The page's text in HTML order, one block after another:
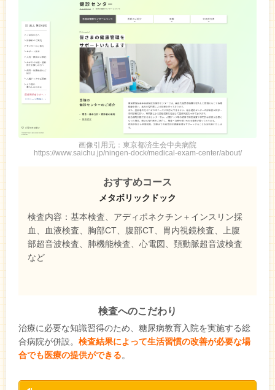
画像引用元：東京都済生会中央病院
https://www.saichu.jp/ningen-dock/medical-exam-center/about/
おすすめコース
メタボリックドック
検査内容：基本検査、アディポネクチン＋インスリン採
血、血液検査、胸部CT、腹部CT、胃内視鏡検査、上腹
部超音波検査、肺機能検査、心電図、頚動脈超音波検査
など
検査へのこだわり
治療に必要な知識習得のため、糖尿病教育入院を実施する総
合病院が併設。 検査結果によって生活習慣の改善が必要な場
合でも医療の提供ができる。